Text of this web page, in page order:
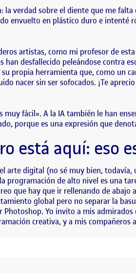
la verdad sobre el diente que me
envuelto en plástico duro e
artistas, como mi profesor de
han desfallecido peleándose contra
propia herramienta que, como un
nacer sin ser sofocados. ¡Te
muy fácil». A la IA también le han
porque es una expresión que
está aquí: eso
arte digital (no sé muy bien,
programación de alto nivel es una
que hay que ir rellenando de
global pero no separar la
Photoshop. Yo invito a mis
creativa, y a mis compañeros